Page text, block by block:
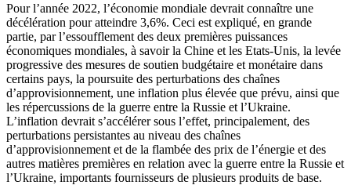
Pour l’année 2022, l’économie mondiale devrait connaître une
décélération pour atteindre 3,6%. Ceci est expliqué, en grande
partie, par l’essoufflement des deux premières puissances
économiques mondiales, à savoir la Chine et les Etats-Unis, la levée
progressive des mesures de soutien budgétaire et monétaire dans
certains pays, la poursuite des perturbations des chaînes
d’approvisionnement, une inflation plus élevée que prévu, ainsi que
les répercussions de la guerre entre la Russie et l’Ukraine.
L’inflation devrait s’accélérer sous l’effet, principalement, des
perturbations persistantes au niveau des chaînes
d’approvisionnement et de la flambée des prix de l’énergie et des
autres matières premières en relation avec la guerre entre la Russie et
l’Ukraine, importants fournisseurs de plusieurs produits de base.